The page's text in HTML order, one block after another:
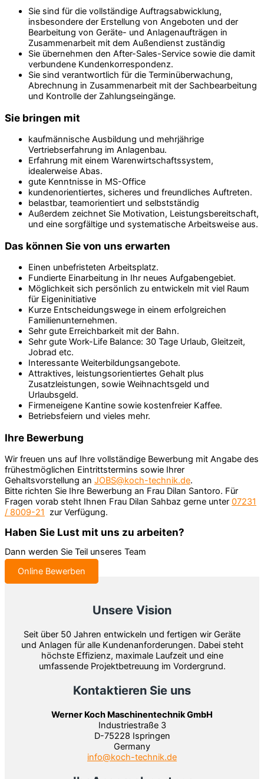
Sie sind für die vollständige Auftragsabwicklung,
insbesondere der Erstellung von Angeboten und der
Bearbeitung von Geräte- und Anlagenaufträgen in
Zusammenarbeit mit dem Außendienst zuständig
Sie übernehmen den After-Sales-Service sowie die damit
verbundene Kundenkorrespondenz.
Sie sind verantwortlich für die Terminüberwachung,
Abrechnung in Zusammenarbeit mit der Sachbearbeitung
und Kontrolle der Zahlungseingänge.
Sie bringen mit
kaufmännische Ausbildung und mehrjährige
Vertriebserfahrung im Anlagenbau.
Erfahrung mit einem Warenwirtschaftssystem,
idealerweise Abas.
gute Kenntnisse in MS-Office
kundenorientiertes, sicheres und freundliches Auftreten.
belastbar, teamorientiert und selbstständig
Außerdem zeichnet Sie Motivation, Leistungsbereitschaft,
und eine sorgfältige und systematische Arbeitsweise aus.
Das können Sie von uns erwarten
Einen unbefristeten Arbeitsplatz.
Fundierte Einarbeitung in Ihr neues Aufgabengebiet.
Möglichkeit sich persönlich zu entwickeln mit viel Raum
für Eigeninitiative
Kurze Entscheidungswege in einem erfolgreichen
Familienunternehmen.
Sehr gute Erreichbarkeit mit der Bahn.
Sehr gute Work-Life Balance: 30 Tage Urlaub, Gleitzeit,
Jobrad etc.
Interessante Weiterbildungsangebote.
Attraktives, leistungsorientiertes Gehalt plus
Zusatzleistungen, sowie Weihnachtsgeld und
Urlaubsgeld.
Firmeneigene Kantine sowie kostenfreier Kaffee.
Betriebsfeiern und vieles mehr.
Ihre Bewerbung
Wir freuen uns auf Ihre vollständige Bewerbung mit Angabe des
frühestmöglichen Eintrittstermins sowie Ihrer
Gehaltsvorstellung an JOBS@koch-technik.de.
Bitte richten Sie Ihre Bewerbung an Frau Dilan Santoro. Für
Fragen vorab steht Ihnen Frau Dilan Sahbaz gerne unter 07231
/ 8009-21 zur Verfügung.
Haben Sie Lust mit uns zu arbeiten?
Dann werden Sie Teil unseres Team
Online Bewerben
Unsere Vision
Seit über 50 Jahren entwickeln und fertigen wir Geräte
und Anlagen für alle Kundenanforderungen. Dabei steht
höchste Effizienz, maximale Laufzeit und eine
umfassende Projektbetreuung im Vordergrund.
Kontaktieren Sie uns
Werner Koch Maschinentechnik GmbH
Industriestraße 3
D-75228 Ispringen
Germany
info@koch-technik.de